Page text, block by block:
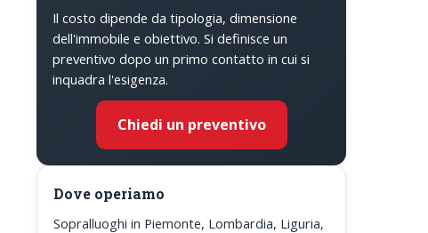
Il costo dipende da tipologia, dimensione
dell'immobile e obiettivo. Si definisce un
preventivo dopo un primo contatto in cui si
inquadra l'esigenza.
Chiedi un preventivo
Dove operiamo
Sopralluoghi in Piemonte, Lombardia, Liguria,